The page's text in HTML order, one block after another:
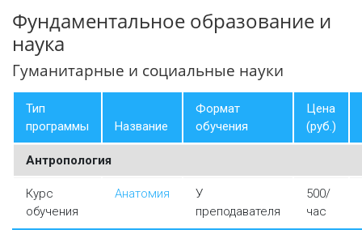
Фундаментальное образование и
наука
Гуманитарные и социальные науки
Тип
программы
Название
Формат
обучения
Цена
(руб.)
Антропология
Курс
обучения
Анатомия
У
преподавателя
500/
час